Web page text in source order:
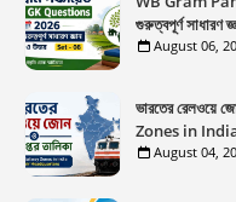
গুরুত্বপূর্ণ সাধারণ
August 06,
ভারতের
Zones in
August 04,